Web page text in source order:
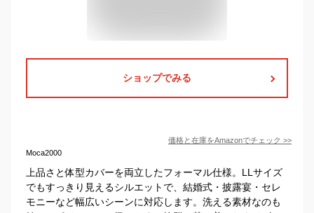
ショップでみる
価格と在庫をAmazonでチェック >>
Moca2000
上品さと体型カバーを両立したフォーマル仕様。LLサイズ
でもすっきり見えるシルエットで、結婚式・披露宴・セレ
モニーなど幅広いシーンに対応します。洗える素材なのも